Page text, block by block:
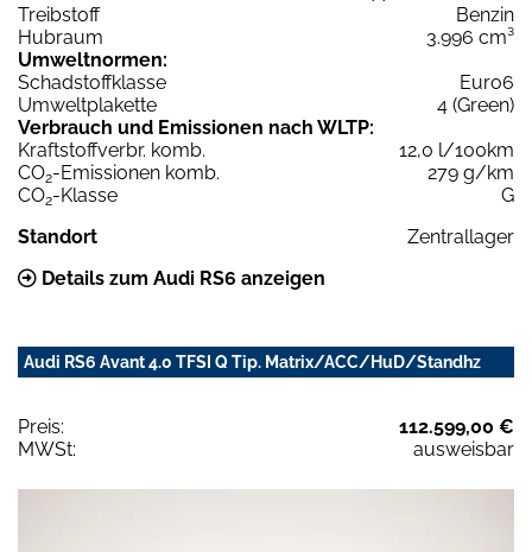
Treibstoff
Benzin
Hubraum
3.996 cm³
Umweltnormen:
Schadstoffklasse
Euro6
Umweltplakette
4 (Green)
Verbrauch und Emissionen nach WLTP:
Kraftstoffverbr. komb.
12,0 l/100km
CO2-Emissionen komb.
279 g/km
CO2-Klasse
G
Standort
Zentrallager
Details zum Audi RS6 anzeigen
Audi RS6 Avant 4.0 TFSI Q Tip. Matrix/ACC/HuD/Standhz
Preis:
112.599,00 €
MWSt:
ausweisbar